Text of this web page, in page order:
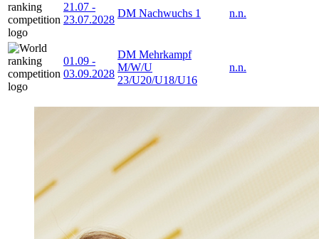
21.07 -
23.07.2028
DM Nachwuchs 1 n.n.
01.09 -
03.09.2028
DM Mehrkampf
M/W/U
23/U20/U18/U16
n.n.